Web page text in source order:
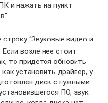
и нажать на пункт
строку “Звуковые видео и
Если возле нее стоит
то придется обновить
установить драйвер, у
диск с нужными
ПО, звук